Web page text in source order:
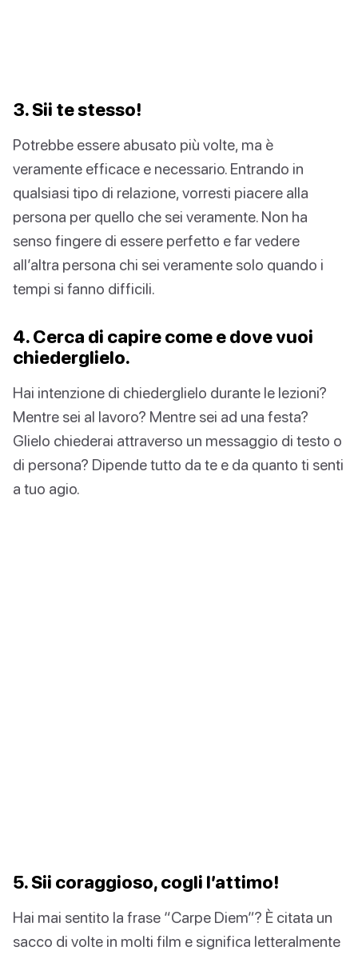
3. Sii te stesso!
Potrebbe essere abusato più volte, ma è
veramente efficace e necessario. Entrando in
qualsiasi tipo di relazione, vorresti piacere alla
persona per quello che sei veramente. Non ha
senso fingere di essere perfetto e far vedere
all’altra persona chi sei veramente solo quando i
tempi si fanno difficili.
4. Cerca di capire come e dove vuoi
chiederglielo.
Hai intenzione di chiederglielo durante le lezioni?
Mentre sei al lavoro? Mentre sei ad una festa?
Glielo chiederai attraverso un messaggio di testo o
di persona? Dipende tutto da te e da quanto ti senti
a tuo agio.
5. Sii coraggioso, cogli l’attimo!
Hai mai sentito la frase “Carpe Diem”? È citata un
sacco di volte in molti film e significa letteralmente